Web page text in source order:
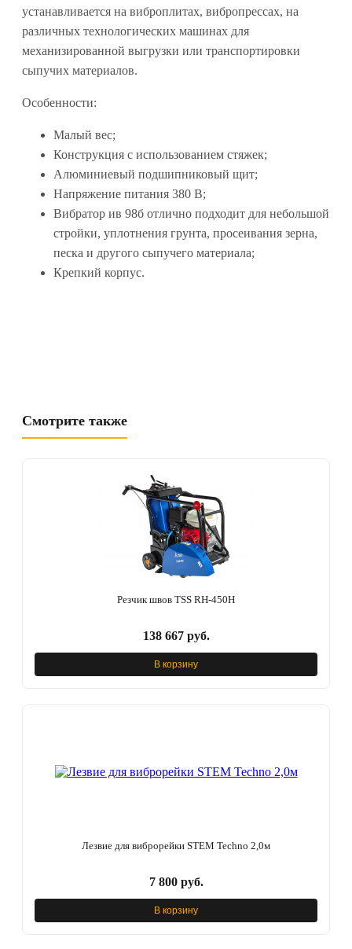
устанавливается на виброплитах, вибропрессах, на
различных технологических машинах для
механизированной выгрузки или транспортировки
сыпучих материалов.
Особенности:
Малый вес;
Конструкция с использованием стяжек;
Алюминиевый подшипниковый щит;
Напряжение питания 380 В;
Вибратор ив 98б отлично подходит для небольшой
стройки, уплотнения грунта, просеивания зерна,
песка и другого сыпучего материала;
Крепкий корпус.
Смотрите также
Резчик швов TSS RH-450H
138 667 руб.
В корзину
Лезвие для виброрейки STEM Techno 2,0м
7 800 руб.
В корзину